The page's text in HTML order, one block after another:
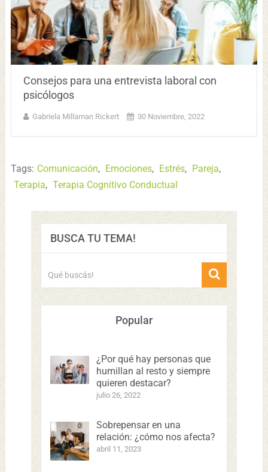
Consejos para una entrevista laboral con
psicólogos
Gabriela Millaman Rickert 30 Noviembre, 2022
Tags: Comunicación, Emociones, Estrés, Pareja,
Terapia, Terapia Cognitivo Conductual
BUSCA TU TEMA!
Popular
¿Por qué hay personas que
humillan al resto y siempre
quieren destacar?
julio 26, 2022
Sobrepensar en una
relación: ¿cómo nos afecta?
abril 11, 2023